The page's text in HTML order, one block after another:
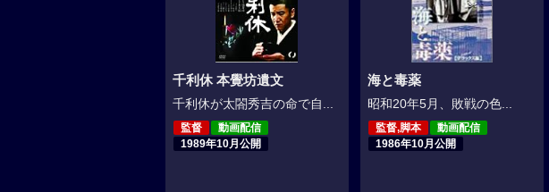
千利休 本覺坊遺文
千利休が太閤秀吉の命で自...
監督
動画配信
1989年10月公開
海と毒薬
昭和20年5月、敗戦の色...
監督,脚本
動画配信
1986年10月公開